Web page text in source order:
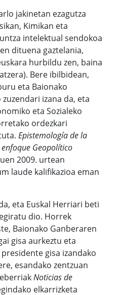
jakinetan ezagutza
Kimikan eta
intelektual sendokoa
dituena gaztelania,
hurbildu zen, baina
Bere ibilbidean,
eta Baionako
izana da, eta
eta Sozialeko
ordezkari
Epistemología de la
Geopolítico
2009. urtean
laude kalifikazioa eman
eta Euskal Herriari beti
dio. Horrek
Baionako Ganberaren
gisa aurkeztu eta
gisa izandako
esandako zentzuan
Noticias de
elkarrizketa